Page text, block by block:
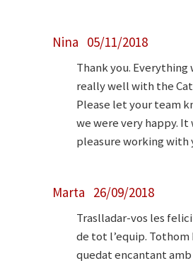
Nina 05/11/2018
Thank you. Everything
really well with the
Please let your team
we were very happy. It
pleasure working with
Marta 26/09/2018
Traslladar-vos les
de tot l’equip. Tothom
quedat encantant amb